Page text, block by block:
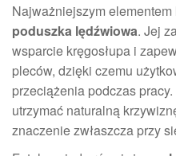
Najważniejszym elementem
poduszka lędźwiowa. Jej
wsparcie kręgosłupa i
pleców, dzięki czemu
przeciążenia podczas
utrzymać naturalną
znaczenie zwłaszcza przy